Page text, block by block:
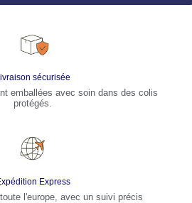
sécurisée
emballées avec soin dans des colis
protégés.
Express
l'europe, avec un suivi précis